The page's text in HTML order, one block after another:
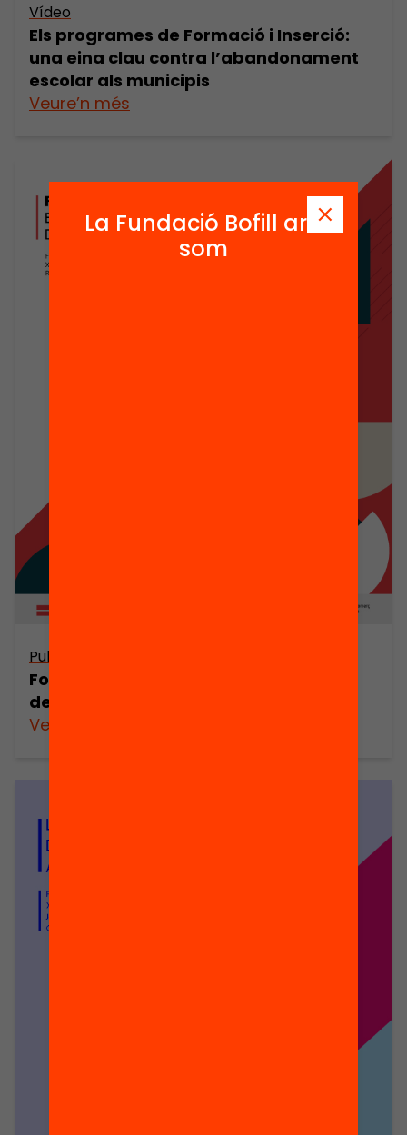
Vídeo
Els programes de Formació i Inserció:
una eina clau contra l’abandonament
escolar als municipis
Veure’n més
Publicació
Formació Professional: Escenaris
després de la pandèmia
Veure’n més
La Fundació Bofill ara
som